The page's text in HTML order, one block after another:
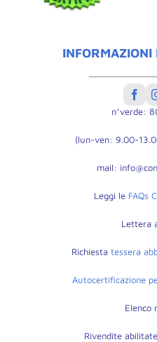
INFORMAZIONI
n°verde:
(lun-ven: 9.00-
mail:
Leggi le FAQs
Lettera
Richiesta tessera
Autocertificazione
Elenco
Rivendite